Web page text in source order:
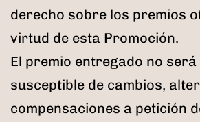
derecho sobre los premios
virtud de esta Promoción.
El premio entregado no
susceptible de cambios,
compensaciones a petición